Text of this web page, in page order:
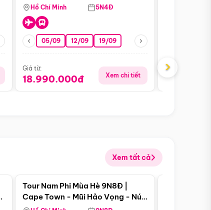
15/10 29/10
Nên Thơ - Ô Trấn Cổ Kính
Hồ Chí Minh 5N4Đ
05/09 12/09 19/09
Giá từ:
18.990.000đ Xem chi tiết
Giá từ:
›
Xem tất cả
Điểm nổi bật
Tour Nam Phi Mùa Hè 9N8Đ |
Cape Town - Mũi Hảo Vọng - Núi
Bàn - Johannesburg - Pretoria -